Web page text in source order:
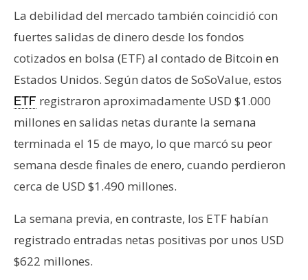
La debilidad del mercado también coincidió con
fuertes salidas de dinero desde los fondos
cotizados en bolsa (ETF) al contado de Bitcoin en
Estados Unidos. Según datos de SoSoValue, estos
ETF registraron aproximadamente USD $1.000
millones en salidas netas durante la semana
terminada el 15 de mayo, lo que marcó su peor
semana desde finales de enero, cuando perdieron
cerca de USD $1.490 millones.
La semana previa, en contraste, los ETF habían
registrado entradas netas positivas por unos USD
$622 millones.